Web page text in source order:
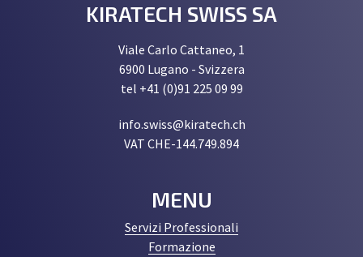
KIRATECH SWISS SA
Viale Carlo Cattaneo, 1
6900 Lugano - Svizzera
tel +41 (0)91 225 09 99
info.swiss@kiratech.ch
VAT CHE-144.749.894
MENU
Servizi Professionali
Formazione